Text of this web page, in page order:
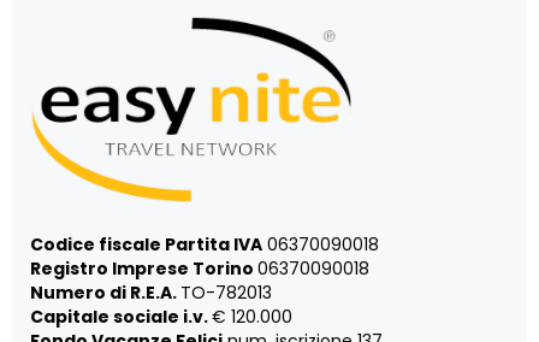
Codice fiscale Partita IVA 06370090018
Registro Imprese Torino 06370090018
Numero di R.E.A. TO-782013
Capitale sociale i.v.€ 120.000